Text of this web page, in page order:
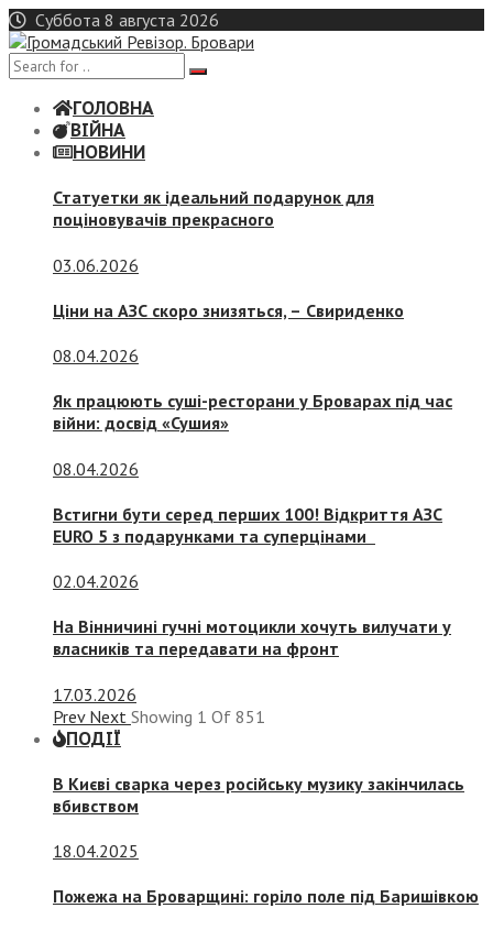
Skip
to
content
Суббота 8 августа 2026
ГОЛОВНА
ВІЙНА
НОВИНИ
Статуетки як ідеальний подарунок для
поціновувачів прекрасного
03.06.2026
Ціни на АЗС скоро знизяться, – Свириденко
08.04.2026
Як працюють суші-ресторани у Броварах під час
війни: досвід «Сушия»
08.04.2026
Встигни бути серед перших 100! Відкриття АЗС
EURO 5 з подарунками та суперцінами
02.04.2026
На Вінничині гучні мотоцикли хочуть вилучати у
власників та передавати на фронт
17.03.2026
Prev Next Showing 1 Of 851
ПОДІЇ
В Києві сварка через російську музику закінчилась
вбивством
18.04.2025
Пожежа на Броварщині: горіло поле під Баришівкою